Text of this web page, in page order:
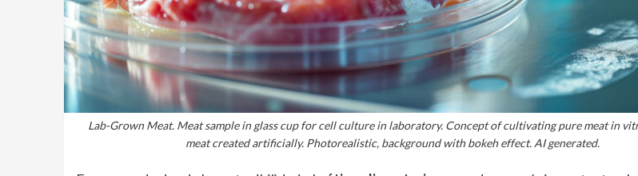
Lab-Grown Meat. Meat sample in glass cup for cell culture in laboratory. Concept of cultivating pure meat in
meat created artificially. Photorealistic, background with bokeh effect. AI generated.